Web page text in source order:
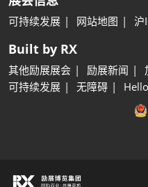
可持续发展 网站地图 沪
Built by RX
其他励展展会 励展新闻
可持续发展
无障碍